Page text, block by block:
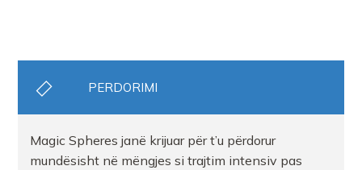
PERDORIMI
Magic Spheres janë krijuar për t’u përdorur
mundësisht në mëngjes si trajtim intensiv pas